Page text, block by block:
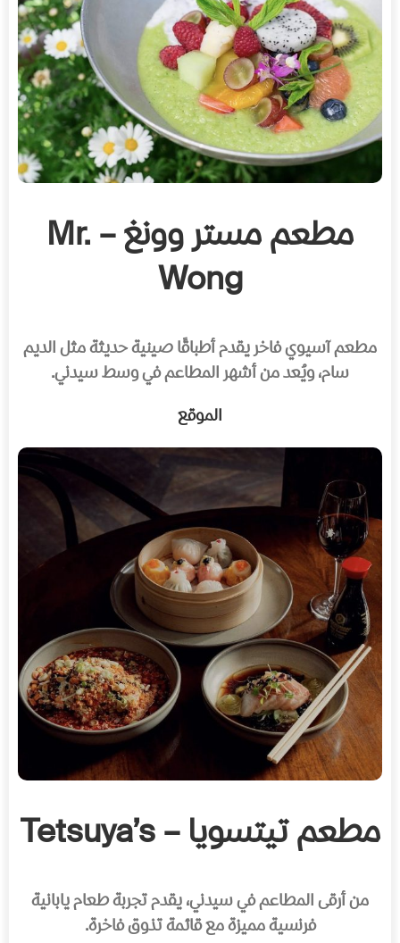
مطعم مستر وونغ – Mr.
Wong
مطعم آسيوي فاخر يقدم أطباقًا صينية حديثة مثل الديم
سام، ويُعد من أشهر المطاعم في وسط سيدني.
الموقع
مطعم تيتسويا – Tetsuya’s
من أرقى المطاعم في سيدني، يقدم تجربة طعام يابانية
فرنسية مميزة مع قائمة تذوق فاخرة.